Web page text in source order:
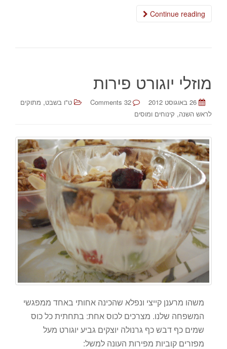
Continue reading
מוזלי יוגורט פירות
26 באוגוסט 2012 32 Comments ט"ו בשבט, מתוקים
לראש השנה, קינוחים ומוסים
משהו מרענן קייצי ונפלא שהכינה אחותי באחד ממפגשי
המשפחה שלנו. מצרכים לכוס אחת: בתחתית כל כוס
שמים כף דבש כף גרנולה יוצקים גביע יוגורט מעל
מפזרים קוביות מפירות העונה למשל: